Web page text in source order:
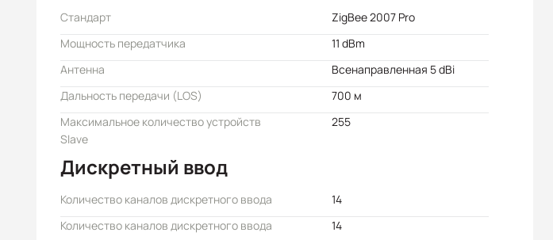
Стандарт
ZigBee 2007 Pro
Мощность передатчика
11 dBm
Антенна
Всенаправленная 5 dBi
Дальность передачи (LOS)
700 м
Максимальное количество устройств
Slave
255
Дискретный ввод
Количество каналов дискретного ввода
14
Количество каналов дискретного ввода
14